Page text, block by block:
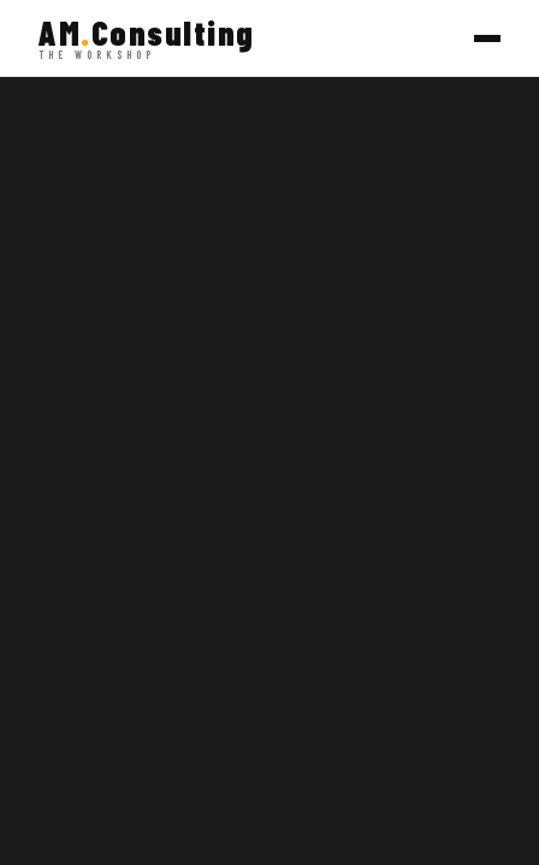
AM.Consulting
THE WORKSHOP